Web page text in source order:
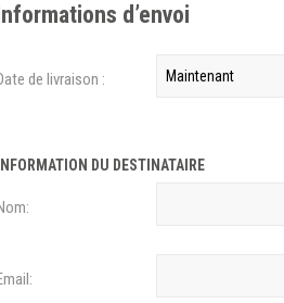
d’envoi
de livraison :
INFORMATION DU DESTINATAIRE